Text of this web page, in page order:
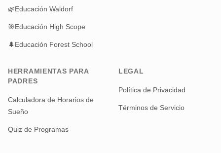
🌿Educación Waldorf
🎯Educación High Scope
🌲Educación Forest School
HERRAMIENTAS PARA
PADRES
Calculadora de Horarios de
Sueño
Quiz de Programas
LEGAL
Política de Privacidad
Términos de Servicio